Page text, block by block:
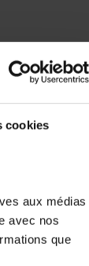
cookies
aux médias
avec nos
que